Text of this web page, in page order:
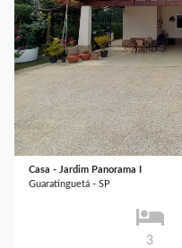
Casa - Jardim Panorama I
Guaratinguetá - SP
3